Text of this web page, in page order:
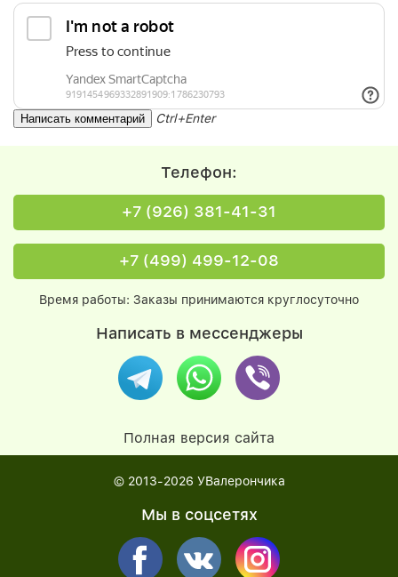
Ctrl+Enter
Телефон:
+7 (926) 381-41-31
+7 (499) 499-12-08
Время работы: Заказы принимаются круглосуточно
Написать в мессенджеры
Полная версия сайта
© 2013-2026 УВалерончика
Мы в соцсетях